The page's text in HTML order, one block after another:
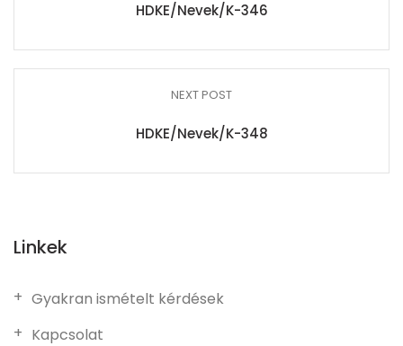
HDKE/Nevek/K-346
NEXT POST
HDKE/Nevek/K-348
Linkek
Gyakran ismételt kérdések
Kapcsolat